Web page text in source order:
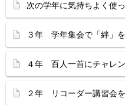
次の学年に気持ちよく使
３年 学年集会で「絆」
４年 百人一首にチャレ
２年 リコーダー講習会